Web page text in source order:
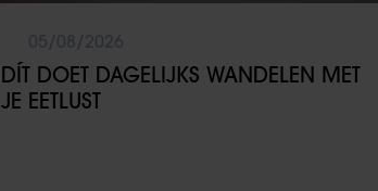
DÍT DOET DAGELIJKS WANDELEN MET
JE EETLUST